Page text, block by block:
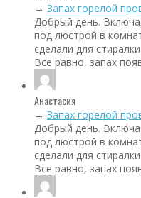
→ Запах горелой
Добрый день.
под люстрой в
сделали для
Все равно, запах
Анастасия
→ Запах горелой
Добрый день.
под люстрой в
сделали для
Все равно, запах